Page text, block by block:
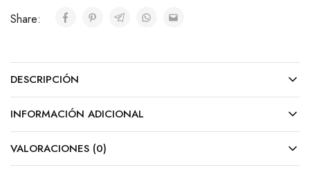
Share:
DESCRIPCIÓN
INFORMACIÓN ADICIONAL
VALORACIONES (0)